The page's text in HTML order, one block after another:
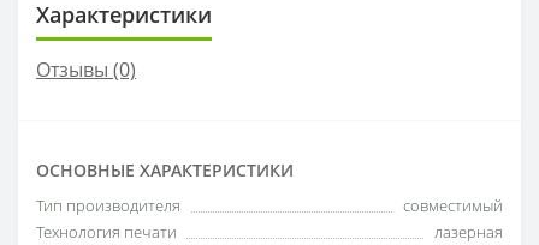
Характеристики
Отзывы (0)
ОСНОВНЫЕ ХАРАКТЕРИСТИКИ
Тип производителя
совместимый
Технология печати
лазерная